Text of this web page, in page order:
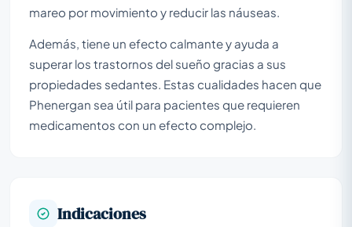
mareo por movimiento y reducir las náuseas.
Además, tiene un efecto calmante y ayuda a
superar los trastornos del sueño gracias a sus
propiedades sedantes. Estas cualidades hacen que
Phenergan sea útil para pacientes que requieren
medicamentos con un efecto complejo.
Indicaciones